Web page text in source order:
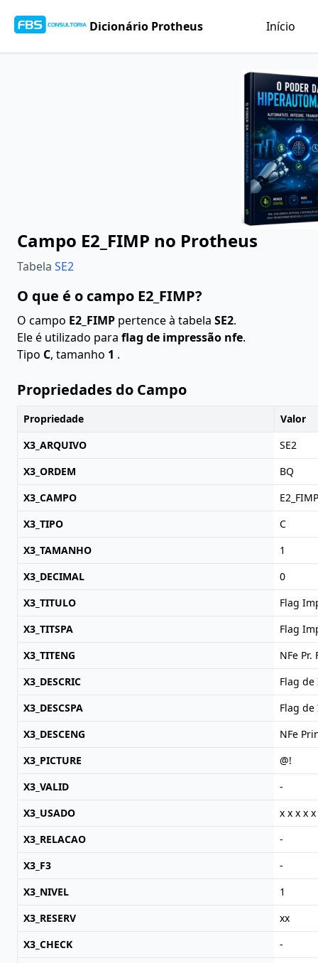
Dicionário Protheus Início
Campo E2_FIMP no Protheus
Tabela SE2
O que é o campo E2_FIMP?
O campo E2_FIMP pertence à tabela SE2.
Ele é utilizado para flag de impressão nfe.
Tipo C, tamanho 1 .
Propriedades do Campo
Propriedade
Valor
X3_ARQUIVO
SE2
X3_ORDEM
BQ
X3_CAMPO
E2_FIMP
X3_TIPO
C
X3_TAMANHO
1
X3_DECIMAL
0
X3_TITULO
Flag
X3_TITSPA
Flag
X3_TITENG
NFe Pr.
X3_DESCRIC
Flag de
X3_DESCSPA
Flag
X3_DESCENG
NFe
X3_PICTURE
@!
X3_VALID
-
X3_USADO
x x x x
X3_RELACAO
-
X3_F3
-
X3_NIVEL
1
X3_RESERV
xx
X3_CHECK
-